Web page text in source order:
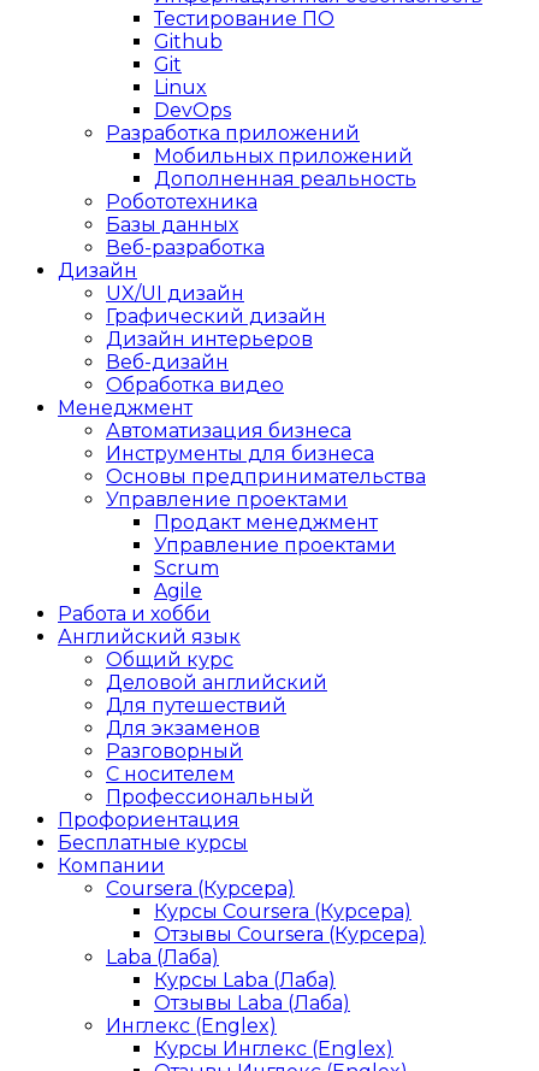
Тестирование ПО
Github
Git
Linux
DevOps
Разработка приложений
Мобильных приложений
Дополненная реальность
Робототехника
Базы данных
Веб-разработка
Дизайн
UX/UI дизайн
Графический дизайн
Дизайн интерьеров
Веб-дизайн
Обработка видео
Менеджмент
Автоматизация бизнеса
Инструменты для бизнеса
Основы предпринимательства
Управление проектами
Продакт менеджмент
Управление проектами
Scrum
Agile
Работа и хобби
Английский язык
Общий курс
Деловой английский
Для путешествий
Для экзаменов
Разговорный
С носителем
Профессиональный
Профориентация
Бесплатные курсы
Компании
Coursera (Курсера)
Курсы Coursera (Курсера)
Отзывы Coursera (Курсера)
Laba (Лаба)
Курсы Laba (Лаба)
Отзывы Laba (Лаба)
Инглекс (Englex)
Курсы Инглекс (Englex)